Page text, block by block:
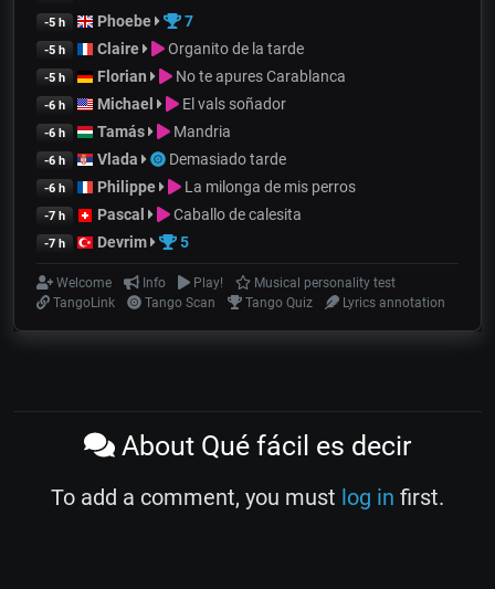
-5 h Phoebe 7
-5 h Claire Organito de la tarde
-5 h Florian No te apures Carablanca
-6 h Michael El vals soñador
-6 h Tamás Mandria
-6 h Vlada Demasiado tarde
-6 h Philippe La milonga de mis perros
-7 h Pascal Caballo de calesita
-7 h Devrim 5
Welcome Info Play!
Musical personality test
TangoLink
Tango Scan Tango Quiz Lyrics annotation
About Qué fácil es decir
To add a comment, you must log in first.